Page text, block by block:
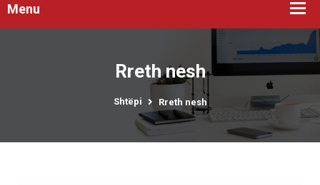
Menu
Rreth nesh
Shtëpi Rreth nesh